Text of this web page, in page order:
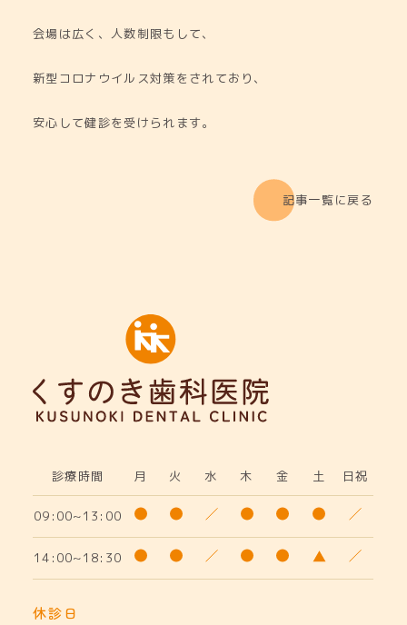
会場は広く、人数制限もして、
新型コロナウイルス対策をされており、
安心して健診を受けられます。
記事一覧に戻る
診療時間 月 火 水 木 金 土 日祝
09:00~13:00
14:00~18:30
休診日